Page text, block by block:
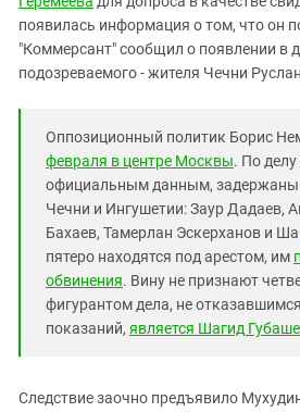
ЮФО
появилась информация о том, что он
"Коммерсант" сообщил о появлении в
подозреваемого - жителя Чечни
Оппозиционный политик Борис
февраля в центре Москвы. По делу
официальным данным, задержаны
Чечни и Ингушетии: Заур Дадаев,
Бахаев, Тамерлан Эскерханов и
пятеро находятся под арестом, им
обвинения. Вину не признают
фигурантом дела, не
показаний, является Шагид
Следствие заочно предъявило